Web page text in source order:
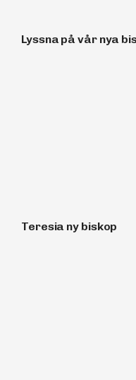
Lyssna på vår nya
Teresia ny biskop